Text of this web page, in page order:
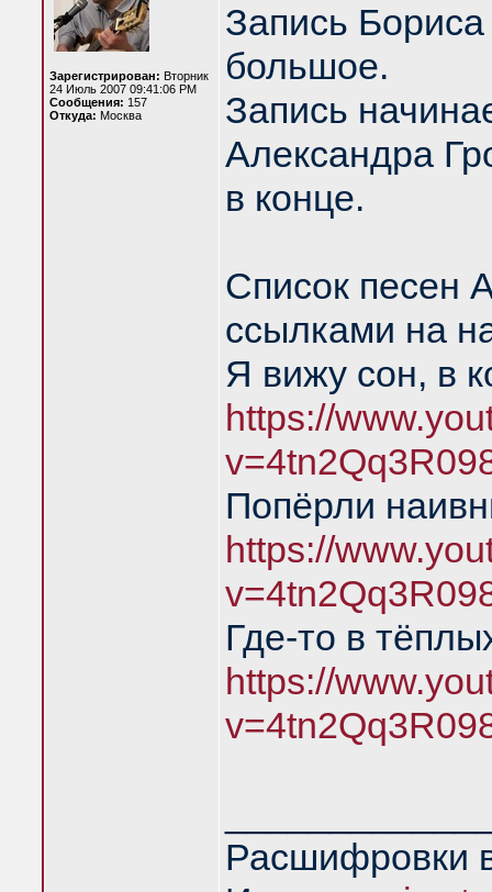
Зарегистрирован: Вторник
24 Июль 2007 09:41:06 PM
Сообщения: 157
Откуда: Москва
Запись
большое.
Запись
Александра
в конце.
Список песен
ссылками на
Я вижу сон, в
https://
Попёрли
https://
Где-то в
https://
Расшифровки